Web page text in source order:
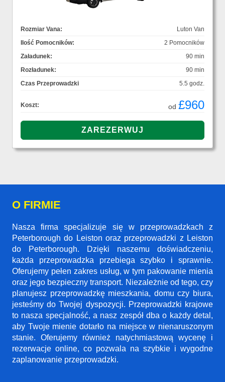
Rozmiar Vana:
Luton Van
Ilość Pomocników:
2 Pomocników
Załadunek:
90 min
Rozładunek:
90 min
Czas Przeprowadzki
5.5 godz.
Koszt: od £960
O FIRMIE
Nasza firma specjalizuje się w przeprowadzkach z
Peterborough do Leiston oraz przeprowadzki z Leiston
do Peterborough. Dzięki naszemu doświadczeniu,
każda przeprowadzka przebiega szybko i sprawnie.
Oferujemy pełen zakres usług, w tym pakowanie mienia
oraz jego bezpieczny transport. Niezależnie od tego, czy
planujesz przeprowadzkę mieszkania, domu czy biura,
jesteśmy do Twojej dyspozycji. Przeprowadzki krajowe
to nasza specjalność, a nasz zespół dba o każdy detal,
aby Twoje mienie dotarło na miejsce w nienaruszonym
stanie. Oferujemy również natychmiastową wycenę i
rezerwacje online, co pozwala na szybkie i wygodne
zaplanowanie przeprowadzki.